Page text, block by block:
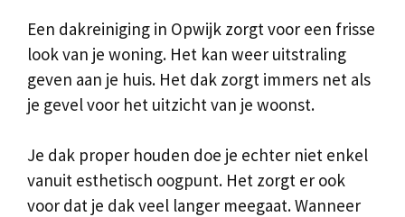
Een dakreiniging in Opwijk zorgt voor een frisse
look van je woning. Het kan weer uitstraling
geven aan je huis. Het dak zorgt immers net als
je gevel voor het uitzicht van je woonst.
Je dak proper houden doe je echter niet enkel
vanuit esthetisch oogpunt. Het zorgt er ook
voor dat je dak veel langer meegaat. Wanneer